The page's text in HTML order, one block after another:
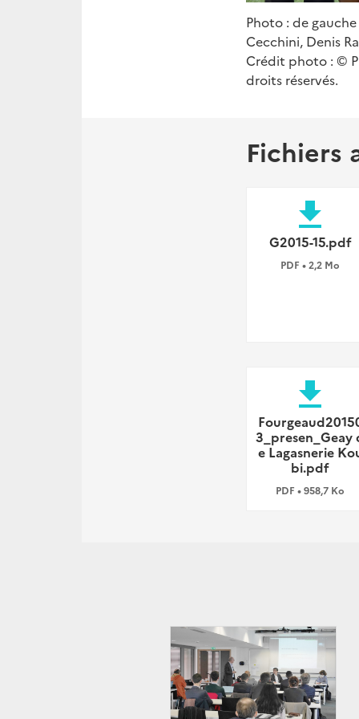
Photo : de
Cecchini, Denis
Crédit photo : ©
droits réservés.
Fichiers
file_download
G2015-15.pdf
PDF • 2,2 Mo
file_download
3_presen_Geay
e Lagasnerie
bi.pdf
PDF • 958,7 Ko